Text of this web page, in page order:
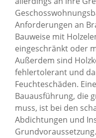
Anforderungen an
Bauweise mit
eingeschränkt oder
Außerdem sind
fehlertolerant und
Feuchteschäden.
Bauausführung, die
muss, ist bei den
Abdichtungen und
Grundvoraussetzung.